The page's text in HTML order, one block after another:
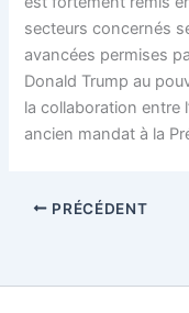
secteurs concernés
avancées permises
Donald Trump au
la collaboration entre
ancien mandat à la
PRÉCÉDENT